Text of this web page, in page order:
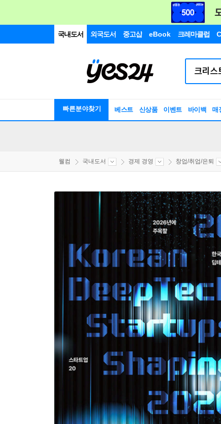
국내도서 외국도서 중고샵 eBook 크레마클럽
빠른분야찾기 베스트 신상품 이벤트 바이백 매
웰컴 국내도서 경제 경영 창업/취업/은퇴